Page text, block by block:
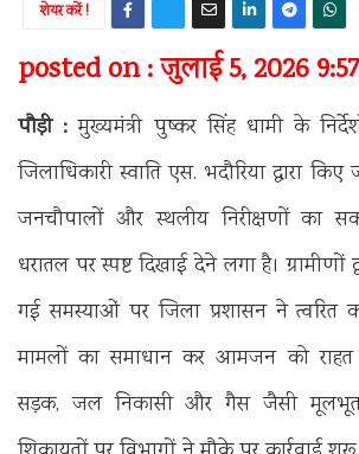
शेयर करें !
posted on : जुलाई 5, 2026 9:57
पौड़ी : मुख्यमंत्री पुष्कर सिंह धामी के
जिलाधिकारी स्वाति एस. भदौरिया द्वारा
जनचौपालों और स्थलीय निरीक्षणों का
धरातल पर स्पष्ट दिखाई देने लगा है। ग्रामीणों
गई समस्याओं पर जिला प्रशासन ने त्वरित
मामलों का समाधान कर आमजन को
सड़क, जल निकासी और गैस जैसी